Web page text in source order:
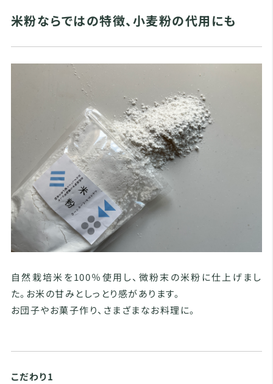
米粉ならではの特徴、小麦粉の代用にも
自然栽培米を100％使用し、微粉末の米粉に仕上げまし
た。お米の甘みとしっとり感があります。
お団子やお菓子作り、さまざまなお料理に。
こだわり1